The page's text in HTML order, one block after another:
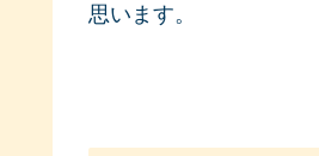
思います。